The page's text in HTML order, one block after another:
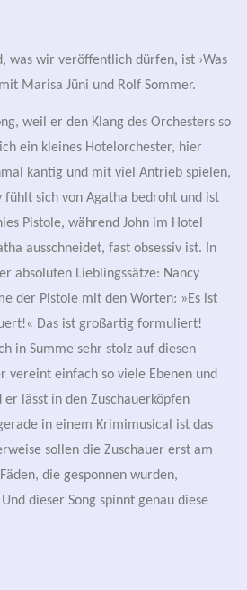
was wir veröffentlich dürfen, ist ›Was
Marisa Jüni und Rolf Sommer.
weil er den Klang des Orchesters so
ein kleines Hotelorchester, hier
kantig und mit viel Antrieb spielen,
fühlt sich von Agatha bedroht und ist
Pistole, während John im Hotel
ausschneidet, fast obsessiv ist. In
absoluten Lieblingssätze: Nancy
der Pistole mit den Worten: »Es ist
Das ist großartig formuliert!
in Summe sehr stolz auf diesen
vereint einfach so viele Ebenen und
lässt in den Zuschauerköpfen
in einem Krimimusical ist das
sollen die Zuschauer erst am
die gesponnen wurden,
dieser Song spinnt genau diese